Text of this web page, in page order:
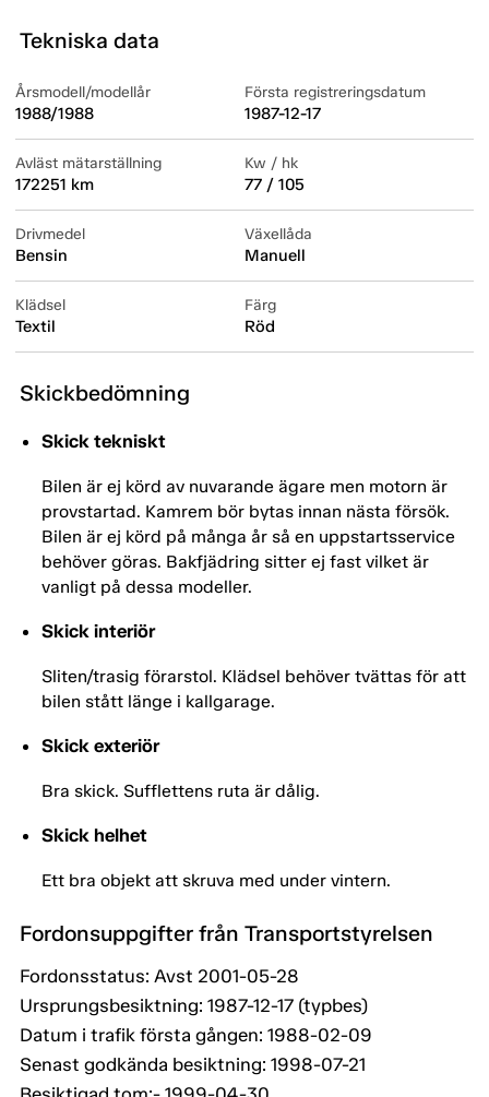
Tekniska data
Årsmodell/modellår
1988/1988
Första registreringsdatum
1987-12-17
Avläst mätarställning
172251 km
Kw / hk
77 / 105
Drivmedel
Bensin
Växellåda
Manuell
Klädsel
Textil
Färg
Röd
Skickbedömning
Skick tekniskt
Bilen är ej körd av nuvarande ägare men motorn är
provstartad. Kamrem bör bytas innan nästa försök.
Bilen är ej körd på många år så en uppstartsservice
behöver göras. Bakfjädring sitter ej fast vilket är
vanligt på dessa modeller.
Skick interiör
Sliten/trasig förarstol. Klädsel behöver tvättas för att
bilen stått länge i kallgarage.
Skick exteriör
Bra skick. Sufflettens ruta är dålig.
Skick helhet
Ett bra objekt att skruva med under vintern.
Fordonsuppgifter från Transportstyrelsen
Fordonsstatus: Avst 2001-05-28
Ursprungsbesiktning: 1987-12-17 (typbes)
Datum i trafik första gången: 1988-02-09
Senast godkända besiktning: 1998-07-21